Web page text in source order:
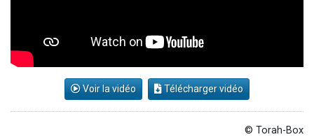
Voir la vidéo Télécharger vidéo
© Torah-Box